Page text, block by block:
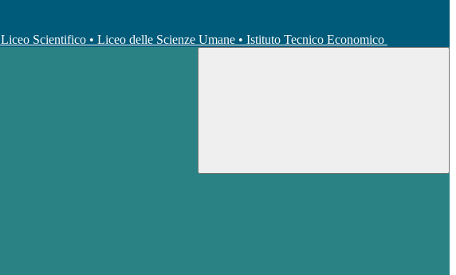
Liceo Scientifico • Liceo delle Scienze Umane • Istituto Tecnico Economico